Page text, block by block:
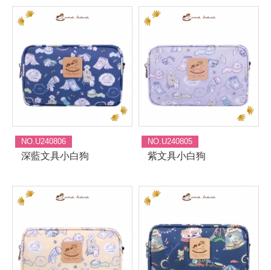
NO.U240806
深藍文具小白狗
NO.U240805
紫文具小白狗